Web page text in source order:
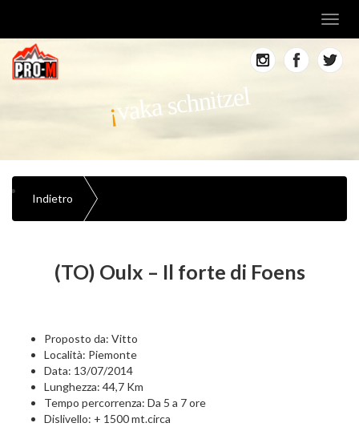
vaka schnitzel
Indietro
(TO) Oulx – Il forte di Foens
Proposto da: Vitto
Località: Piemonte
Data: 13/07/2014
Lunghezza: 44,7 Km
Tempo percorrenza: Da 5 a 7 ore
Dislivello: + 1500 mt.circa